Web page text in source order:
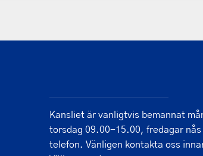
Kansliet är vanligtvis bemannat
torsdag 09.00-15.00, fredagar
telefon. Vänligen kontakta oss